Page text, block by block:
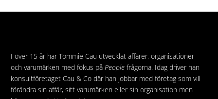
I över 15 år har Tommie Cau utvecklat affärer, organisationer
och varumärken med fokus påPeople frågorna. Idag driver han
konsultföretaget Cau & Co där han jobbar med företag som vill
förändra sin affär, sitt varumärken eller sin organisation men